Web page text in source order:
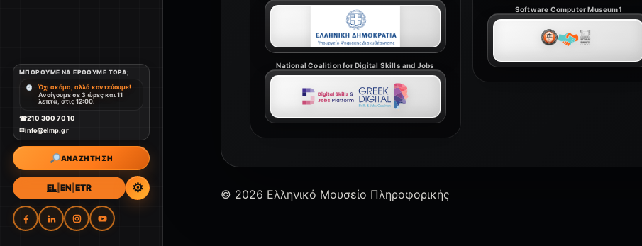
ΜΠΟΡΟΎΜΕ ΝΑ ΈΡΘΟΥΜΕ ΤΏΡΑ;
Όχι ακόμα, αλλά κοντεύουμε!
Ανοίγουμε σε 3 ώρες και 11
λεπτά, στις 12:00.
☎210 300 7010
✉info@elmp.gr
EL EN ETR ⚙
Software Computer Museum1
National Coalition for Digital Skills and Jobs
© 2026 Ελληνικό Μουσείο Πληροφορικής